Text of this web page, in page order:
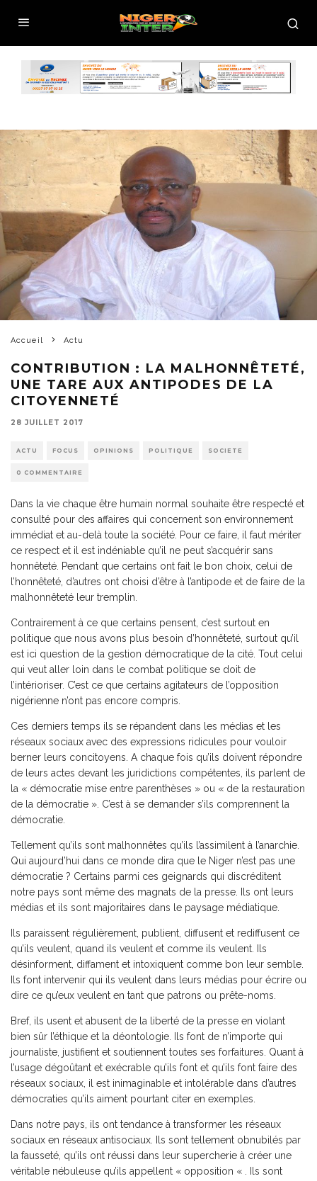
Accueil Actu
CONTRIBUTION : LA MALHONNÊTETÉ,
UNE TARE AUX ANTIPODES DE LA
CITOYENNETÉ
28 JUILLET 2017
ACTU FOCUS OPINIONS POLITIQUE SOCIETE
0 COMMENTAIRE
Dans la vie chaque être humain normal souhaite être respecté et
consulté pour des affaires qui concernent son environnement
immédiat et au-delà toute la société. Pour ce faire, il faut mériter
ce respect et il est indéniable qu’il ne peut s’acquérir sans
honnêteté. Pendant que certains ont fait le bon choix, celui de
l’honnêteté, d’autres ont choisi d’être à l’antipode et de faire de la
malhonnêteté leur tremplin.
Contrairement à ce que certains pensent, c’est surtout en
politique que nous avons plus besoin d’honnêteté, surtout qu’il
est ici question de la gestion démocratique de la cité. Tout celui
qui veut aller loin dans le combat politique se doit de
l’intérioriser. C’est ce que certains agitateurs de l’opposition
nigérienne n’ont pas encore compris.
Ces derniers temps ils se répandent dans les médias et les
réseaux sociaux avec des expressions ridicules pour vouloir
berner leurs concitoyens. A chaque fois qu’ils doivent répondre
de leurs actes devant les juridictions compétentes, ils parlent de
la « démocratie mise entre parenthèses » ou « de la restauration
de la démocratie ». C’est à se demander s’ils comprennent la
démocratie.
Tellement qu’ils sont malhonnêtes qu’ils l’assimilent à l’anarchie.
Qui aujourd’hui dans ce monde dira que le Niger n’est pas une
démocratie ? Certains parmi ces geignards qui discréditent
notre pays sont même des magnats de la presse. Ils ont leurs
médias et ils sont majoritaires dans le paysage médiatique.
Ils paraissent régulièrement, publient, diffusent et rediffusent ce
qu’ils veulent, quand ils veulent et comme ils veulent. Ils
désinforment, diffament et intoxiquent comme bon leur semble.
Ils font intervenir qui ils veulent dans leurs médias pour écrire ou
dire ce qu’eux veulent en tant que patrons ou prête-noms.
Bref, ils usent et abusent de la liberté de la presse en violant
bien sûr l’éthique et la déontologie. Ils font de n’importe qui
journaliste, justifient et soutiennent toutes ses forfaitures. Quant à
l’usage dégoûtant et exécrable qu’ils font et qu’ils font faire des
réseaux sociaux, il est inimaginable et intolérable dans d’autres
démocraties qu’ils aiment pourtant citer en exemples.
Dans notre pays, ils ont tendance à transformer les réseaux
sociaux en réseaux antisociaux. Ils sont tellement obnubilés par
la fausseté, qu’ils ont réussi dans leur supercherie à créer une
véritable nébuleuse qu’ils appellent « opposition « . Ils sont